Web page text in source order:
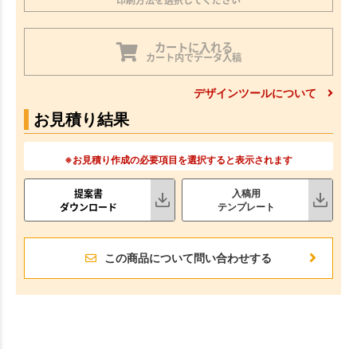
カートに入れる
カート内でデータ入稿
デザインツールについて
お見積り結果
※お見積り作成の必要項目を選択すると表示されます
提案書
ダウンロード
入稿用
テンプレート
この商品について問い合わせする